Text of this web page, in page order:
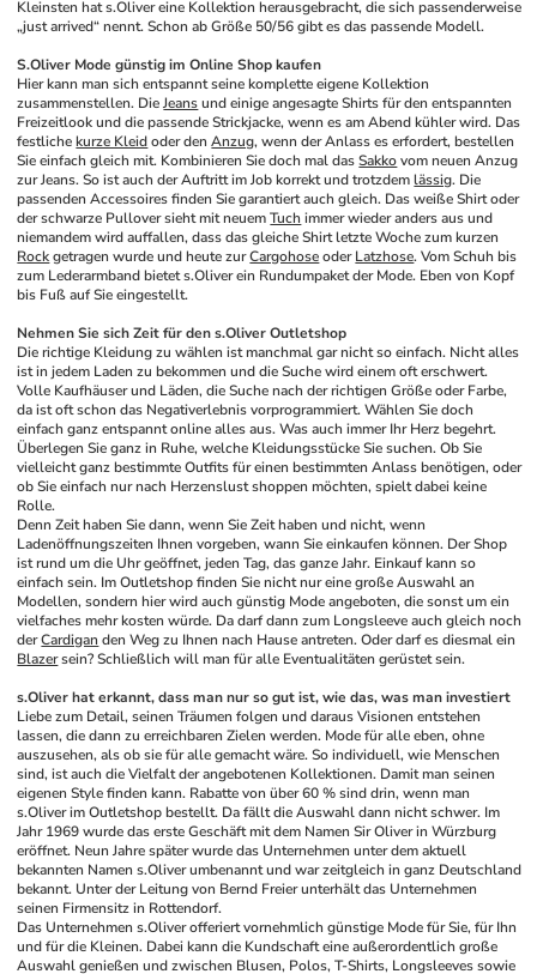
Kleinsten hat s.Oliver eine Kollektion herausgebracht, die sich passenderweise
„just arrived“ nennt. Schon ab Größe 50/56 gibt es das passende Modell.
S.Oliver Mode günstig im Online Shop kaufen
Hier kann man sich entspannt seine komplette eigene Kollektion
zusammenstellen. Die Jeans und einige angesagte Shirts für den entspannten
Freizeitlook und die passende Strickjacke, wenn es am Abend kühler wird. Das
festliche kurze Kleid oder den Anzug, wenn der Anlass es erfordert, bestellen
Sie einfach gleich mit. Kombinieren Sie doch mal das Sakko vom neuen Anzug
zur Jeans. So ist auch der Auftritt im Job korrekt und trotzdem lässig. Die
passenden Accessoires finden Sie garantiert auch gleich. Das weiße Shirt oder
der schwarze Pullover sieht mit neuem Tuch immer wieder anders aus und
Rock getragen wurde und heute zur Cargohose oder Latzhose. Vom Schuh bis
zum Lederarmband bietet s.Oliver ein Rundumpaket der Mode. Eben von Kopf
bis Fuß auf Sie eingestellt.
Nehmen Sie sich Zeit für den s.Oliver Outletshop
Die richtige Kleidung zu wählen ist manchmal gar nicht so einfach. Nicht alles
ist in jedem Laden zu bekommen und die Suche wird einem oft erschwert.
Volle Kaufhäuser und Läden, die Suche nach der richtigen Größe oder Farbe,
da ist oft schon das Negativerlebnis vorprogrammiert. Wählen Sie doch
einfach ganz entspannt online alles aus. Was auch immer Ihr Herz begehrt.
Überlegen Sie ganz in Ruhe, welche Kleidungsstücke Sie suchen. Ob Sie
vielleicht ganz bestimmte Outfits für einen bestimmten Anlass benötigen, oder
ob Sie einfach nur nach Herzenslust shoppen möchten, spielt dabei keine
Rolle.
Denn Zeit haben Sie dann, wenn Sie Zeit haben und nicht, wenn
Ladenöffnungszeiten Ihnen vorgeben, wann Sie einkaufen können. Der Shop
ist rund um die Uhr geöffnet, jeden Tag, das ganze Jahr. Einkauf kann so
einfach sein. Im Outletshop finden Sie nicht nur eine große Auswahl an
Modellen, sondern hier wird auch günstig Mode angeboten, die sonst um ein
vielfaches mehr kosten würde. Da darf dann zum Longsleeve auch gleich noch
der Cardigan
Blazer sein? Schließlich will man für alle Eventualitäten gerüstet sein.
s.Oliver hat erkannt, dass man nur so gut ist, wie das, was man investiert
Liebe zum Detail, seinen Träumen folgen und daraus Visionen entstehen
lassen, die dann zu erreichbaren Zielen werden. Mode für alle eben, ohne
auszusehen, als ob sie für alle gemacht wäre. So individuell, wie Menschen
sind, ist auch die Vielfalt der angebotenen Kollektionen. Damit man seinen
eigenen Style finden kann. Rabatte von über 60 % sind drin, wenn man
s.Oliver im Outletshop bestellt. Da fällt die Auswahl dann nicht schwer. Im
Jahr 1969 wurde das erste Geschäft mit dem Namen Sir Oliver in Würzburg
eröffnet. Neun Jahre später wurde das Unternehmen unter dem aktuell
bekannten Namen s.Oliver umbenannt und war zeitgleich in ganz Deutschland
bekannt. Unter der Leitung von Bernd Freier unterhält das Unternehmen
seinen Firmensitz in Rottendorf.
Das Unternehmen s.Oliver offeriert vornehmlich günstige Mode für Sie, für Ihn
und für die Kleinen. Dabei kann die Kundschaft eine außerordentlich große